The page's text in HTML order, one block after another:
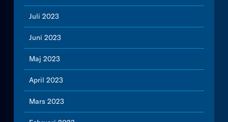
Juli 2023
Juni 2023
Maj 2023
April 2023
Mars 2023